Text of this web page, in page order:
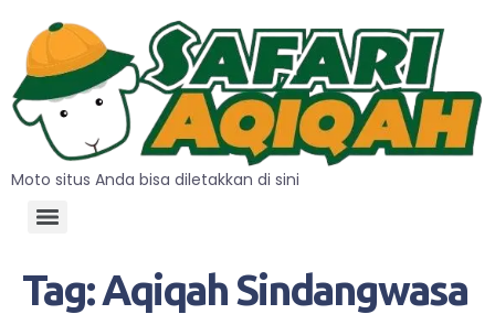
Moto situs Anda bisa diletakkan di sini
Tag:Aqiqah Sindangwasa